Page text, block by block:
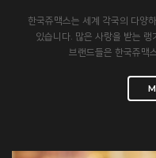
한국쥬맥스는 세계 각국의 다양
있습니다. 많은 사랑을 받는
브랜드들은 한국쥬맥